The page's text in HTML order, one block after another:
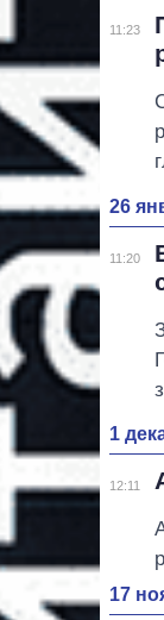
11:23
26
11:20
1
12:11
17